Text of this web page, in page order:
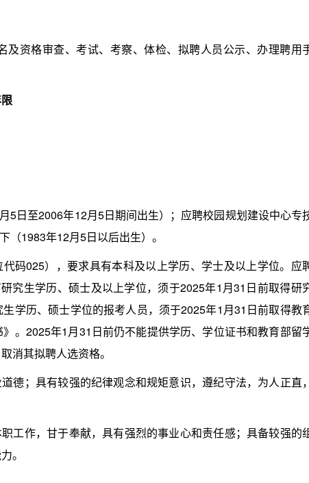
资格审查、考试、考察、体检、拟聘人员公示、办理聘用
日至2006年12月5日期间出生）；应聘校园规划建设中心专
（1983年12月5日以后出生）。
025），要求具有本科及以上学历、学士及以上学位。应
究生学历、硕士及以上学位，须于2025年1月31日前取得研
学历、硕士学位的报考人员，须于2025年1月31日前取得教
。2025年1月31日前仍不能提供学历、学位证书和教育部留
消其拟聘人选资格。
；具有较强的纪律观念和规矩意识，遵纪守法，为人正直，
作，甘于奉献，具有强烈的事业心和责任感；具备较强的
。